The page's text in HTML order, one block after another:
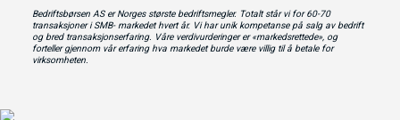
Bedriftsbørsen AS er Norges største bedriftsmegler. Totalt står vi for 60-70
transaksjoner i SMB- markedet hvert år. Vi har unik kompetanse på salg av bedrift
og bred transaksjonserfaring. Våre verdivurderinger er «markedsrettede», og
forteller gjennom vår erfaring hva markedet burde være villig til å betale for
virksomheten.